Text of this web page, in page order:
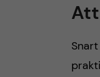
Att